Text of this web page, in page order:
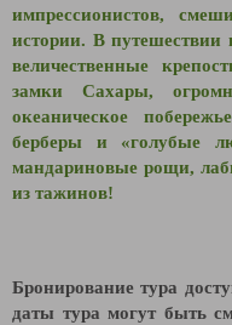
импрессионистов,
истории. В путешествии
величественные
замки Сахары,
океаническое
берберы и «голубые
мандариновые рощи,
из тажинов!
Бронирование тура
даты тура могут быть